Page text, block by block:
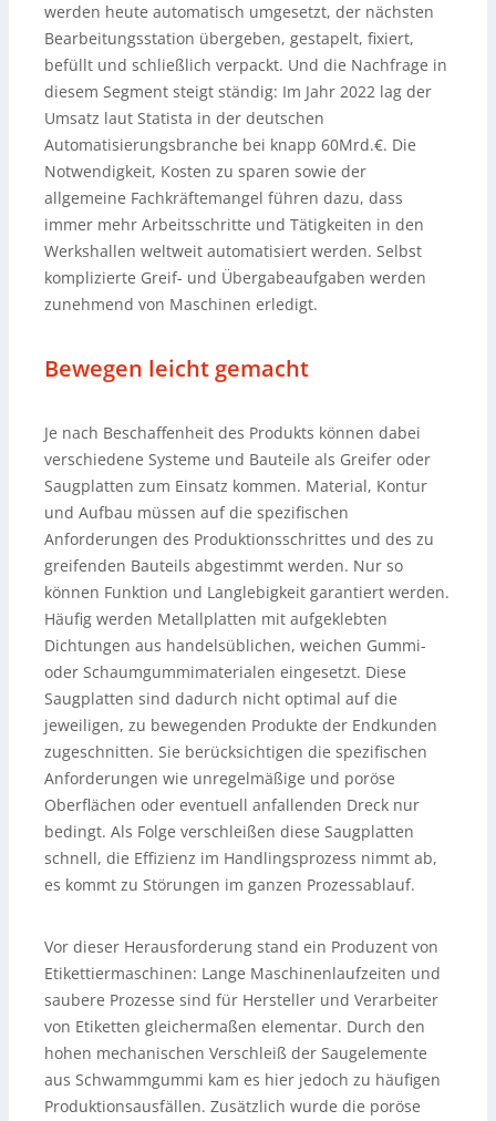
werden heute automatisch umgesetzt, der nächsten
Bearbeitungsstation übergeben, gestapelt, fixiert,
befüllt und schließlich verpackt. Und die Nachfrage in
diesem Segment steigt ständig: Im Jahr 2022 lag der
Umsatz laut Statista in der deutschen
Automatisierungsbranche bei knapp 60Mrd.€. Die
Notwendigkeit, Kosten zu sparen sowie der
allgemeine Fachkräftemangel führen dazu, dass
immer mehr Arbeitsschritte und Tätigkeiten in den
Werkshallen weltweit automatisiert werden. Selbst
komplizierte Greif- und Übergabeaufgaben werden
zunehmend von Maschinen erledigt.
Bewegen leicht gemacht
Je nach Beschaffenheit des Produkts können dabei
verschiedene Systeme und Bauteile als Greifer oder
Saugplatten zum Einsatz kommen. Material, Kontur
und Aufbau müssen auf die spezifischen
Anforderungen des Produktionsschrittes und des zu
greifenden Bauteils abgestimmt werden. Nur so
können Funktion und Langlebigkeit garantiert werden.
Häufig werden Metallplatten mit aufgeklebten
Dichtungen aus handelsüblichen, weichen Gummi-
oder Schaumgummimaterialen eingesetzt. Diese
Saugplatten sind dadurch nicht optimal auf die
jeweiligen, zu bewegenden Produkte der Endkunden
zugeschnitten. Sie berücksichtigen die spezifischen
Anforderungen wie unregelmäßige und poröse
Oberflächen oder eventuell anfallenden Dreck nur
bedingt. Als Folge verschleißen diese Saugplatten
schnell, die Effizienz im Handlingsprozess nimmt ab,
es kommt zu Störungen im ganzen Prozessablauf.
Vor dieser Herausforderung stand ein Produzent von
Etikettiermaschinen: Lange Maschinenlaufzeiten und
saubere Prozesse sind für Hersteller und Verarbeiter
von Etiketten gleichermaßen elementar. Durch den
hohen mechanischen Verschleiß der Saugelemente
aus Schwammgummi kam es hier jedoch zu häufigen
Produktionsausfällen. Zusätzlich wurde die poröse